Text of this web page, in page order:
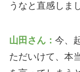
うなと直感しま
山田さん： 今、
ただいけて、本